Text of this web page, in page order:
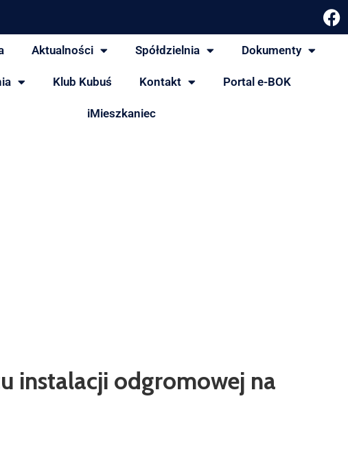
Aktualności Spółdzielnia Dokumenty
Klub Kubuś Kontakt Portal e-BOK
iMieszkaniec
instalacji odgromowej na